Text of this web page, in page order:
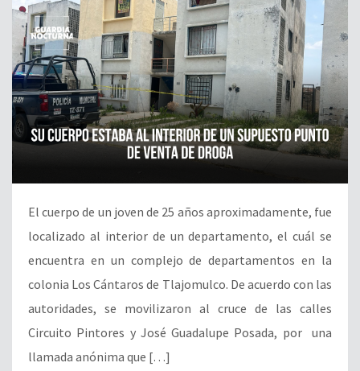
El cuerpo de un joven de 25 años aproximadamente, fue
localizado al interior de un departamento, el cuál se
encuentra en un complejo de departamentos en la
colonia Los Cántaros de Tlajomulco. De acuerdo con las
autoridades, se movilizaron al cruce de las calles
Circuito Pintores y José Guadalupe Posada, por una
llamada anónima que […]